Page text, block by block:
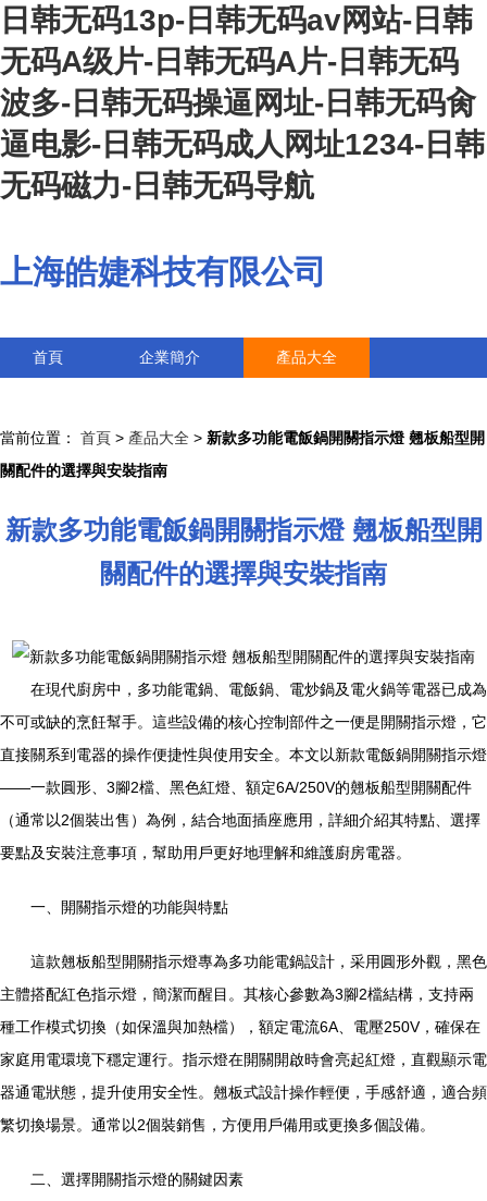
日韩无码13p-日韩无码av网站-日韩
无码A级片-日韩无码A片-日韩无码
波多-日韩无码操逼网址-日韩无码肏
逼电影-日韩无码成人网址1234-日韩
无码磁力-日韩无码导航
上海皓婕科技有限公司
首頁 企業簡介 產品大全
當前位置： 首頁 > 產品大全 > 新款多功能電飯鍋開關指示燈 翹板船型開
關配件的選擇與安裝指南
新款多功能電飯鍋開關指示燈 翹板船型開
關配件的選擇與安裝指南
在現代廚房中，多功能電鍋、電飯鍋、電炒鍋及電火鍋等電器已成為
不可或缺的烹飪幫手。這些設備的核心控制部件之一便是開關指示燈，它
直接關系到電器的操作便捷性與使用安全。本文以新款電飯鍋開關指示燈
——一款圓形、3腳2檔、黑色紅燈、額定6A/250V的翹板船型開關配件
（通常以2個裝出售）為例，結合地面插座應用，詳細介紹其特點、選擇
要點及安裝注意事項，幫助用戶更好地理解和維護廚房電器。
一、開關指示燈的功能與特點
這款翹板船型開關指示燈專為多功能電鍋設計，采用圓形外觀，黑色
主體搭配紅色指示燈，簡潔而醒目。其核心參數為3腳2檔結構，支持兩
種工作模式切換（如保溫與加熱檔），額定電流6A、電壓250V，確保在
家庭用電環境下穩定運行。指示燈在開關開啟時會亮起紅燈，直觀顯示電
器通電狀態，提升使用安全性。翹板式設計操作輕便，手感舒適，適合頻
繁切換場景。通常以2個裝銷售，方便用戶備用或更換多個設備。
二、選擇開關指示燈的關鍵因素